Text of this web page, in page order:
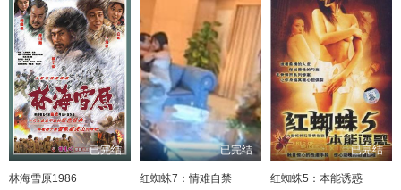
已完结
林海雪原1986
已完结
红蜘蛛7：情难自禁
已完结
红蜘蛛5：本能诱惑